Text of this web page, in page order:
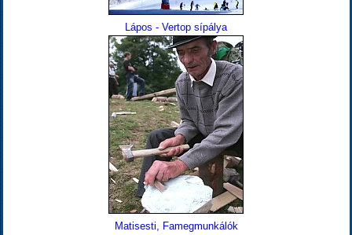
Lápos - Vertop sípálya
Matisesti, Famegmunkálók